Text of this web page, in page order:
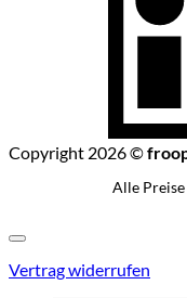
Copyright 2026 ©
Alle
Vertrag widerrufen